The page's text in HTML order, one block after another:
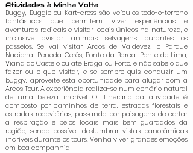
Atividades à Minha Volta
Buggy, Buggie ou Kart-cross são veículos todo-o-terreno
fantásticos que permitem viver experiências e
aventuras radicais e visitar locais únicos na natureza, e
inclusive avistar animais selvagens durantes os
passeios. Se vai visitar Arcos de Valdevez, o Parque
Nacional Peneda Gerês, Ponte da Barca, Ponte de Lima,
Viana do Castelo ou até Braga ou Porto, e não sabe o que
fazer ou o que visitar, e se sempre quis conduzir um
buggy, aproveite esta oportunidade para alugar com a
Arcos Tour. A experiência realiza-se num cenário natural
de uma beleza incrível. O itinerário da atividade é
composto por caminhos de terra, estradas florestais e
estradas rodoviárias, passando por paisagens de cortar
a respiração e pelos locais mais bem guardados da
região, sendo possível deslumbrar vistas panorâmicas
incríveis durante os tours. Venha viver grandes emoções
em boa companhia!